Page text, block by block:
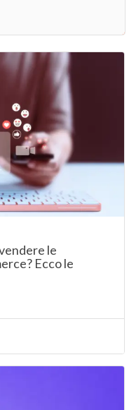
le
Ecco le